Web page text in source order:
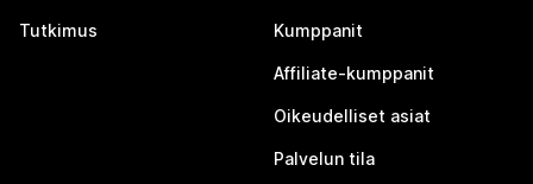
Tutkimus Kumppanit
Affiliate-kumppanit
Oikeudelliset asiat
Palvelun tila